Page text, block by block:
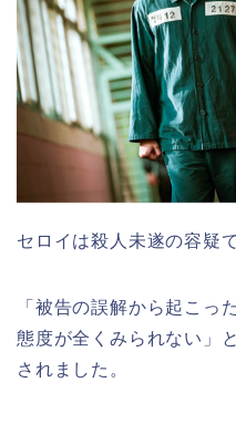
セロイは殺人未遂の容疑
「被告の誤解から起こっ
態度が全くみられない」
されました。